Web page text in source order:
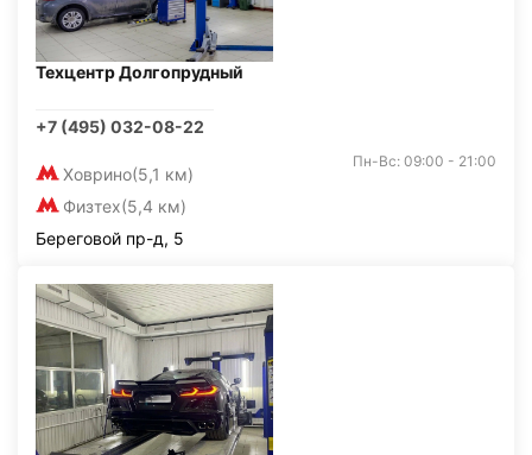
Техцентр Долгопрудный
+7 (495) 032-08-22
Ховрино(5,1 км)
Физтех(5,4 км)
Пн-Вс: 09:00 - 21:00
Береговой пр-д, 5